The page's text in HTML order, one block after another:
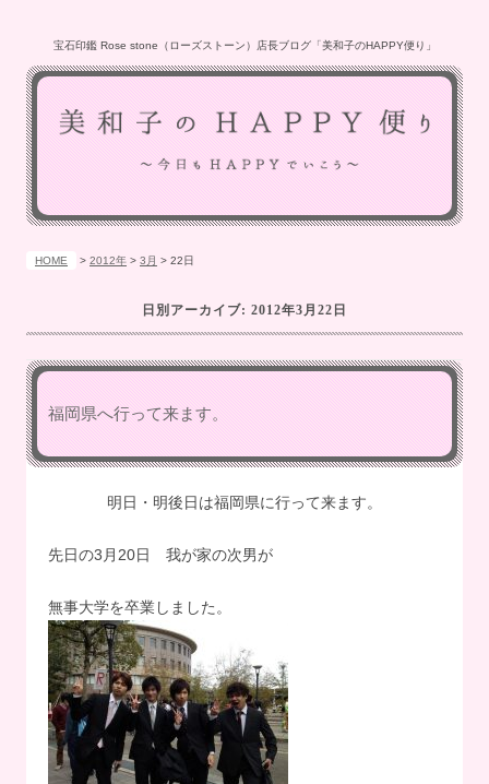
宝石印鑑 Rose stone（ローズストーン）店長ブログ「美和子のHAPPY便り」
HOME > 2012年 > 3月 > 22日
日別アーカイブ: 2012年3月22日
福岡県へ行って来ます。
明日・明後日は福岡県に行って来ます。
先日の3月20日 我が家の次男が
無事大学を卒業しました。